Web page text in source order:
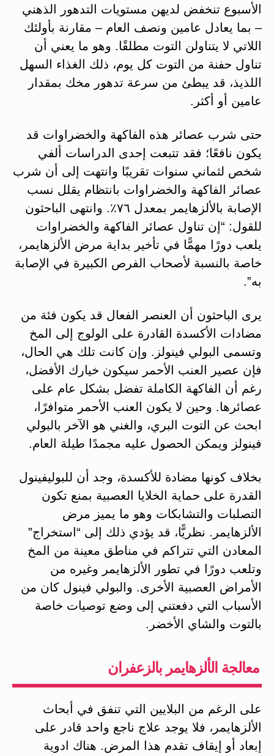
الأسبوع تنخفض لديهن مستويات التدهور الذهني
– بما يعادل عامين ونصف العام – مقارنة بأولئك
اللاتي لا يتناولن التوت مطلقًا. وهو ما يعني أن
تناول حفنة من التوت كل يوم، ذلك الغذاء السهل
اللذيذ، قد يبطئ من سرعة تدهور مخك بمقدار
عامين أو أكثر.
حتى شرب عصائر هذه الفاكهة والخضراوات قد
يكون نافعًا؛ فقد تتبعت إحدى الدراسات ألفي
شخص لثماني سنوات تقريبًا وانتهت إلى أن شرب
عصائر الفاكهة والخضراوات بانتظام يقلل نسب
الإصابة بالألزهايمر بمعدل ٧٦٪. وانتهى الباحثون
للقول: “إن تناول عصائر الفاكهة والخضراوات
يلعب دورًا مهمًّا في تأخير بداية مرض الألزهايمر،
خاصة بالنسبة لأصحاب الفرص الكبيرة في الإصابة
به”.
يرى الباحثون أن العنصر الفعال قد يكون فئة من
مضادات الأكسدة القادرة على الولوج إلى المخ
وتسمى البولي فينولز. وإن كانت تلك هي الحال،
فإن عصير العنب الأحمر سيكون خيارك الأفضل،
رغم أن الفاكهة الكاملة تفضل بشكل عام على
عصائرها. وحين لا يكون العنب الأحمر متوافرًا،
ابحث عن التوت البري، والغني هو الآخر بالبولي
فينولز ويمكن الحصول عليه مجمدًا طيلة العام.
بخلاف كونها مضادة للأكسدة، وجد أن للبوليفينول
القدرة على حماية الخلايا العصبية بمنع تكون
التصلبات والتشابكات وهو ما يميز مرض
الألزهايمر. نظريًّا، قد يؤدي ذلك إلى “استخراج”
المعادن التي تتراكم في مناطق معينة من المخ
وتلعب دورًا في تطور الألزهايمر وغيره من
الأمراض العصبية الأخرى. والبولي فينول كان من
الأسباب التي دفعتني إلى وضع توصيات خاصة
بالتوت والشاي الأخضر.
معالجة الألزهايمر بالزعفران
على الرغم من البلايين التي تنفق في أبحاث
الألزهايمر، فلا يوجد علاج ناجع واحد قادر على
إبعاد أو إيقاف تقدم هذا المرض. هناك ادوية